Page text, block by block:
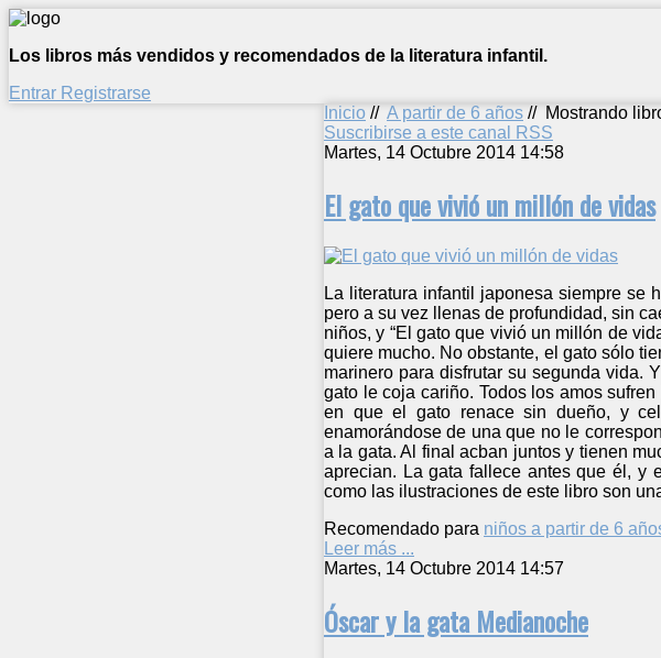
Los libros más vendidos y recomendados de la literatura infantil.
Entrar Registrarse
Inicio // A partir de 6 años // Mostrando
Suscribirse a este canal RSS
Martes, 14 Octubre 2014 14:58
El gato que vivió un millón de vidas
La literatura infantil japonesa siempre se
pero a su vez llenas de profundidad, sin
niños, y “El gato que vivió un millón de
quiere mucho. No obstante, el gato sólo
marinero para disfrutar su segunda vida.
gato le coja cariño. Todos los amos
en que el gato renace sin dueño, y
enamorándose de una que no le
a la gata. Al final acban juntos y tienen
aprecian. La gata fallece antes que él, y
como las ilustraciones de este libro son
Recomendado para niños a partir de 6
Leer más ...
Martes, 14 Octubre 2014 14:57
Óscar y la gata Medianoche